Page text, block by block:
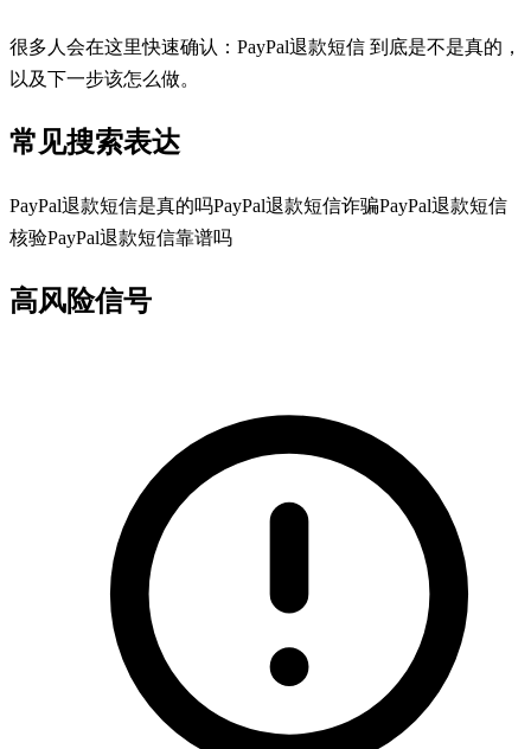
很多人会在这里快速确认：PayPal退款短信 到底是不是真的，
以及下一步该怎么做。
常见搜索表达
PayPal退款短信是真的吗PayPal退款短信诈骗PayPal退款短信
核验PayPal退款短信靠谱吗
高风险信号